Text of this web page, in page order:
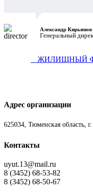
Александр Кирьянов
Генеральный
ЖИЛИЩНЫЙ
Адрес организации
625034, Тюменская область,
Контакты
uyut.13@mail.ru
8 (3452) 68-53-82
8 (3452) 68-50-67